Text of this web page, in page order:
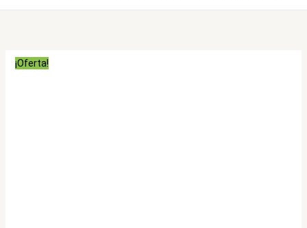
¡Oferta!